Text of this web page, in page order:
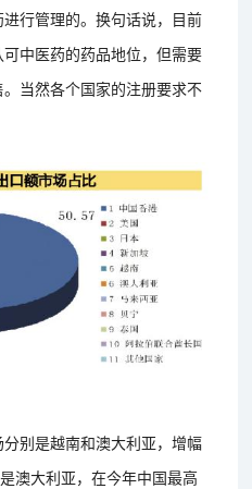
行管理的。换句话说，目前
中医药的药品地位，但需要
当然各个国家的注册要求不
别是越南和澳大利亚，增幅
澳大利亚，在今年中国最高